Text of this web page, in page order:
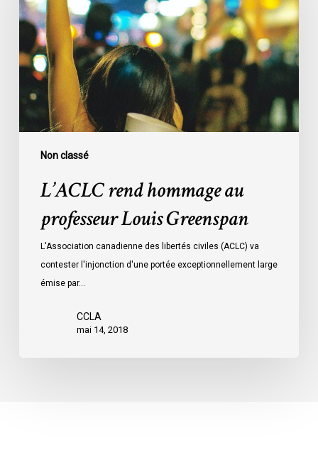
Non classé
au
professeur
Louis
Greenspan
L’ACLC rend hommage au
professeur Louis Greenspan
L'Association canadienne des libertés civiles (ACLC) va
contester l'injonction d'une portée exceptionnellement large
émise par…
CCLA
mai 14, 2018